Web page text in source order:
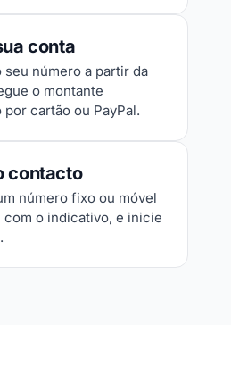
conta
seu número a partir da
o montante
cartão ou PayPal.
contacto
número fixo ou móvel
com o indicativo, e inicie